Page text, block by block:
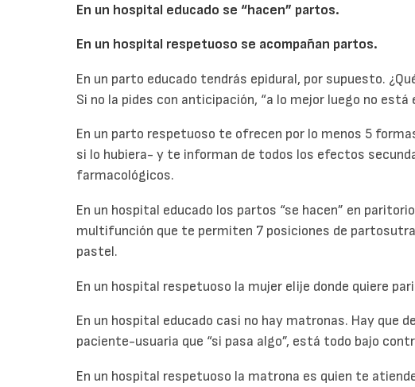
En un hospital educado se “hacen” partos.
En un hospital respetuoso se acompañan partos.
En un parto educado tendrás epidural, por supuesto.
Si no la pides con anticipación, “a lo mejor luego no está
En un parto respetuoso te ofrecen por lo menos 5
si lo hubiera- y te informan de todos los efectos
farmacológicos.
En un hospital educado los partos “se hacen” en
multifunción que te permiten 7 posiciones de
pastel.
En un hospital respetuoso la mujer elije donde quiere
En un hospital educado casi no hay matronas. Hay que
paciente-usuaria que “si pasa algo”, está todo bajo
En un hospital respetuoso la matrona es quien te